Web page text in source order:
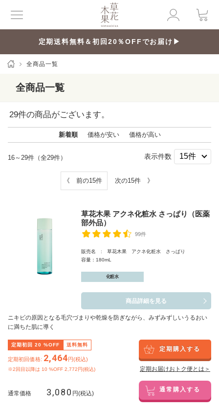
定期送料無料＆初回20％OFFでお届け▶
全商品一覧
全商品一覧
29件の商品がございます。
新着順 価格が安い 価格が高い
16～29件（全29件） 表示件数
《 前の15件 次の15件 》
草花木果 アクネ化粧水 さっぱり（医薬
部外品）
99件
販売名 : 草花木果 アクネ化粧水 さっぱり
容量：180mL
化粧水
商品詳細を見る
ニキビの原因となる毛穴づまりや乾燥を防ぎながら、みずみずしいうるおい
に満ちた肌に導く
定期初回 20 %OFF 送料無料
定期初回価格: 2,464円(税込)
※2回目以降は 10 %OFF 2,772円(税込)
定期購入する
定期お届けおトク便とは＞
通常価格 3,080 円(税込) 通常購入する